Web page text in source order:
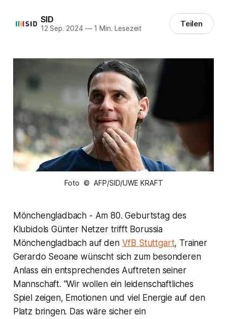
SID
12 Sep. 2024 —1 Min. Lesezeit Teilen
Foto © AFP/SID/UWE KRAFT
Mönchengladbach - Am 80. Geburtstag des
Klubidols Günter Netzer trifft Borussia
Mönchengladbach auf den VfB Stuttgart, Trainer
Gerardo Seoane wünscht sich zum besonderen
Anlass ein entsprechendes Auftreten seiner
Mannschaft. "Wir wollen ein leidenschaftliches
Spiel zeigen, Emotionen und viel Energie auf den
Platz bringen. Das wäre sicher ein